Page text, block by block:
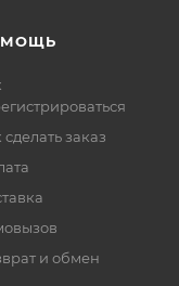
сделать заказ
и обмен